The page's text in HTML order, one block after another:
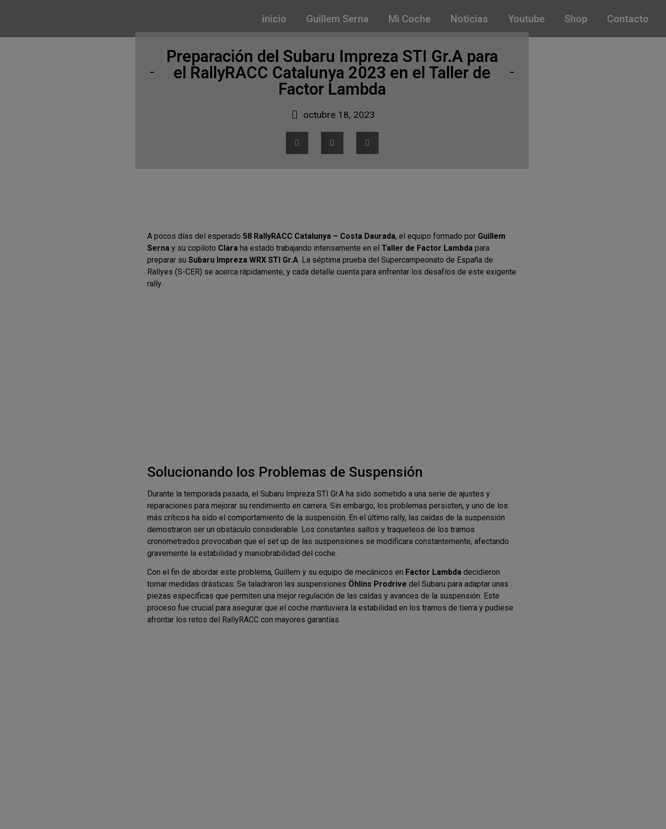
inicio Guillem Serna Mi Coche Noticias Youtube Shop Contacto
Preparación del Subaru Impreza STI Gr.A para
el RallyRACC Catalunya 2023 en el Taller de
Factor Lambda
octubre 18, 2023
A pocos días del esperado 58 RallyRACC Catalunya – Costa Daurada, el equipo formado por Guillem
Serna y su copiloto Clara ha estado trabajando intensamente en el Taller de Factor Lambda para
preparar su Subaru Impreza WRX STI Gr.A. La séptima prueba del Supercampeonato de España de
Rallyes (S-CER) se acerca rápidamente, y cada detalle cuenta para enfrentar los desafíos de este exigente
rally.
Solucionando los Problemas de Suspensión
Durante la temporada pasada, el Subaru Impreza STI Gr.A ha sido sometido a una serie de ajustes y
reparaciones para mejorar su rendimiento en carrera. Sin embargo, los problemas persisten, y uno de los
más críticos ha sido el comportamiento de la suspensión. En el último rally, las caídas de la suspensión
demostraron ser un obstáculo considerable. Los constantes saltos y traqueteos de los tramos
cronometrados provocaban que el set up de las suspensiones se modificara constantemente, afectando
gravemente la estabilidad y maniobrabilidad del coche.
Con el fin de abordar este problema, Guillem y su equipo de mecánicos en Factor Lambda decidieron
tomar medidas drásticas. Se taladraron las suspensiones Öhlins Prodrive del Subaru para adaptar unas
piezas específicas que permiten una mejor regulación de las caídas y avances de la suspensión. Este
proceso fue crucial para asegurar que el coche mantuviera la estabilidad en los tramos de tierra y pudiese
afrontar los retos del RallyRACC con mayores garantías.